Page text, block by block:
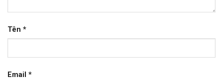
Tên *
Email *